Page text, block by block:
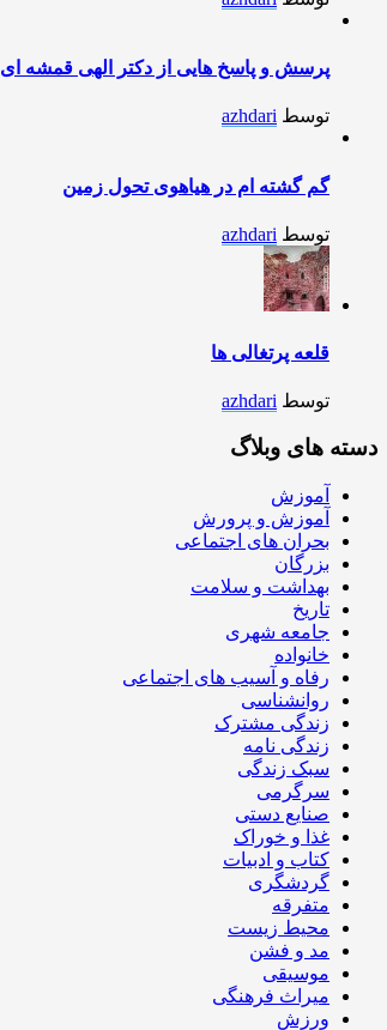
پرسش و پاسخ هایی از دکتر الهی قمشه ای
توسط azhdari
گم گشته ام در هیاهوی تحول زمین
توسط azhdari
قلعه پرتغالی ها
توسط azhdari
دسته های وبلاگ
آموزش
آموزش و پرورش
بحران های اجتماعی
بزرگان
بهداشت و سلامت
تاریخ
جامعه شهری
خانواده
رفاه و آسیب های اجتماعی
روانشناسی
زندگی مشترک
زندگی نامه
سبک زندگی
سرگرمی
صنایع دستی
غذا و خوراک
کتاب و ادبیات
گردشگری
متفرقه
محیط زیست
مد و فشن
موسیقی
میراث فرهنگی
ورزش